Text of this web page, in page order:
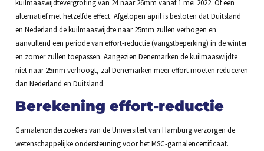
kuilmaaswijdtevergroting van 24 naar 26mm vanaf 1 mei 2022. Of een
alternatief met hetzelfde effect. Afgelopen april is besloten dat Duitsland
en Nederland de kuilmaaswijdte naar 25mm zullen verhogen en
aanvullend een periode van effort-reductie (vangstbeperking) in de winter
en zomer zullen toepassen. Aangezien Denemarken de kuilmaaswijdte
niet naar 25mm verhoogt, zal Denemarken meer effort moeten reduceren
dan Nederland en Duitsland.
Berekening effort-reductie
Garnalenonderzoekers van de Universiteit van Hamburg verzorgen de
wetenschappelijke ondersteuning voor het MSC-garnalencertificaat.